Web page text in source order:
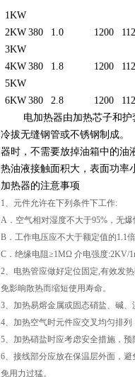
1KW
2KW 380 1.0 1200
3KW
4KW 380 1.8 1200
5KW
6KW 380 2.8 1200
电加热器由加热芯子和护套
冷拔无缝钢管或不锈钢制成
器时，不需要放掉油箱中的
热油液接触面积大，表面功率
加热器的注意事项
1、元件允许在下列条件下工作:
A．空气相对湿度不大于95%，无
B．工作电压应不大于额定值的1.1
C．绝缘电阻≥1MΩ 介电强度:2KV/
2、电热管应做好定位固定,有效发
免影晌散热而缩短使用寿命。
3、加热易熔金属或固态硝盐、碱
4、加热空气时元件应交叉均匀排
5、加热硝盐时应考虑安全措施，预
6、接线部分应放在保温层外面，
免用力过猛。